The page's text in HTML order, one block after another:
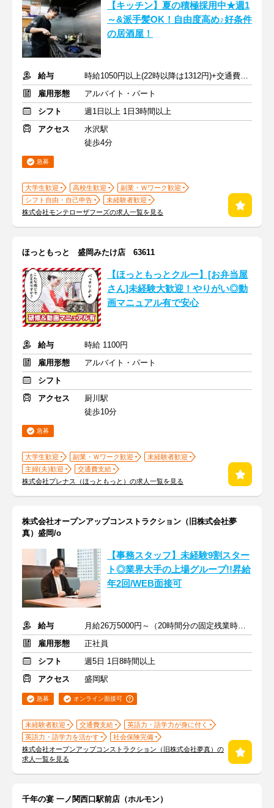
【キッチン】夏の積極採用中★週1
～&派手髪OK！自由度高め♪好条件
の居酒屋！
給与
時給1050円以上(22時以降は1312円)+交通費規定内支給
雇用形態
アルバイト・パート
シフト
週1日以上 1日3時間以上
アクセス
水沢駅
徒歩4分
急募
大学生歓迎 高校生歓迎
副業・Ｗワーク歓迎
シフト自由・自己申告
未経験者歓迎
株式会社モンテローザフーズの求人一覧を見る
ほっともっと 盛岡みたけ店 63611
【ほっともっとクルー】[お弁当屋
さん]未経験大歓迎！やりがい◎動
画マニュアル有で安心
給与
時給 1100円
雇用形態
アルバイト・パート
シフト
アクセス
厨川駅
徒歩10分
急募
大学生歓迎 副業・Ｗワーク歓迎
未経験者歓迎
主婦(夫)歓迎
交通費支給
株式会社プレナス（ほっともっと）の求人一覧を見る
株式会社オープンアップコンストラクション（旧株式会社夢
真）盛岡/o
【事務スタッフ】未経験9割スター
ト◎業界大手の上場グループ!!昇給
年2回/WEB面接可
給与
月給26万5000円～（20時間分の固定残業時間代を含む）
雇用形態
正社員
シフト
週5日 1日8時間以上
アクセス
盛岡駅
急募 オンライン面接可
未経験者歓迎 交通費支給
英語力・語学力が身に付く
英語力・語学力を活かす
社会保険完備
株式会社オープンアップコンストラクション（旧株式会社夢真）の
求人一覧を見る
千年の宴 一ノ関西口駅前店（ホルモン）